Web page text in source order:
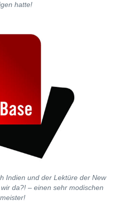
hatte!
Indien und der Lektüre der New
da?! – einen sehr modischen